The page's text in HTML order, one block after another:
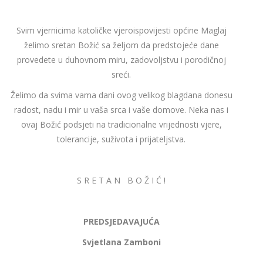
Svim vjernicima katoličke vjeroispovijesti općine Maglaj
želimo sretan Božić sa željom da predstojeće dane
provedete u duhovnom miru, zadovoljstvu i porodičnoj
sreći.
Želimo da svima vama dani ovog velikog blagdana donesu
radost, nadu i mir u vaša srca i vaše domove. Neka nas i
ovaj Božić podsjeti na tradicionalne vrijednosti vjere,
tolerancije, suživota i prijateljstva.
S R E T A N B O Ž I Ć !
PREDSJEDAVAJUĆA
Svjetlana Zamboni